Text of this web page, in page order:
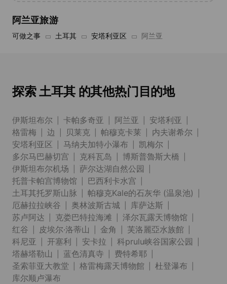
阿兰亚旅游
可做之事 土耳其 安塔利亚区 阿兰亚
探索 土耳其 的其他热门目的地
伊斯坦布尔 卡帕多奇亚 阿兰亚
安塔利亚
格雷梅
边 贝莱克 帕穆克卡莱
内夫谢希尔
安塔利亚区
马纳夫加特小瀑布
凯梅尔
多尔马巴赫切宫
克科瓦岛
博斯普魯斯大橋
伊斯坦布尔机场
萨尔达湖自然公园
托普卡帕宫博物馆
巴西利卡水宫
土耳其托罗斯山脉
帕穆克Kale的石灰华 (温泉池)
厄赫拉拉峡谷
奥林波斯古城
库萨达斯
苏卢阿达
克娄巴特拉海滩
泽尔瓦露天博物馆
红谷
皮埃尔·洛蒂山 金角
芙洛麗亞水族館
科尼亚
开塞利 安卡拉
科prulu峡谷国家公园
塔赫塔勒山
蓝色清真寺
费特希耶
圣索菲亚大教堂
格雷梅露天博物館
杜登瀑布
库尔顺卢瀑布